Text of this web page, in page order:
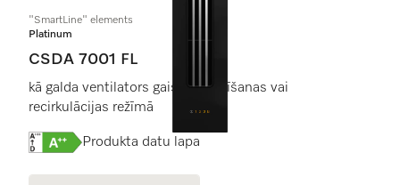
"SmartLine" elements
Platinum
CSDA 7001 FL
kā galda ventilators gaisa novadīšanas vai
recirkulācijas režīmā
Online Label Flag, Energoefektivitātes etiķete
Produkta datu lapa